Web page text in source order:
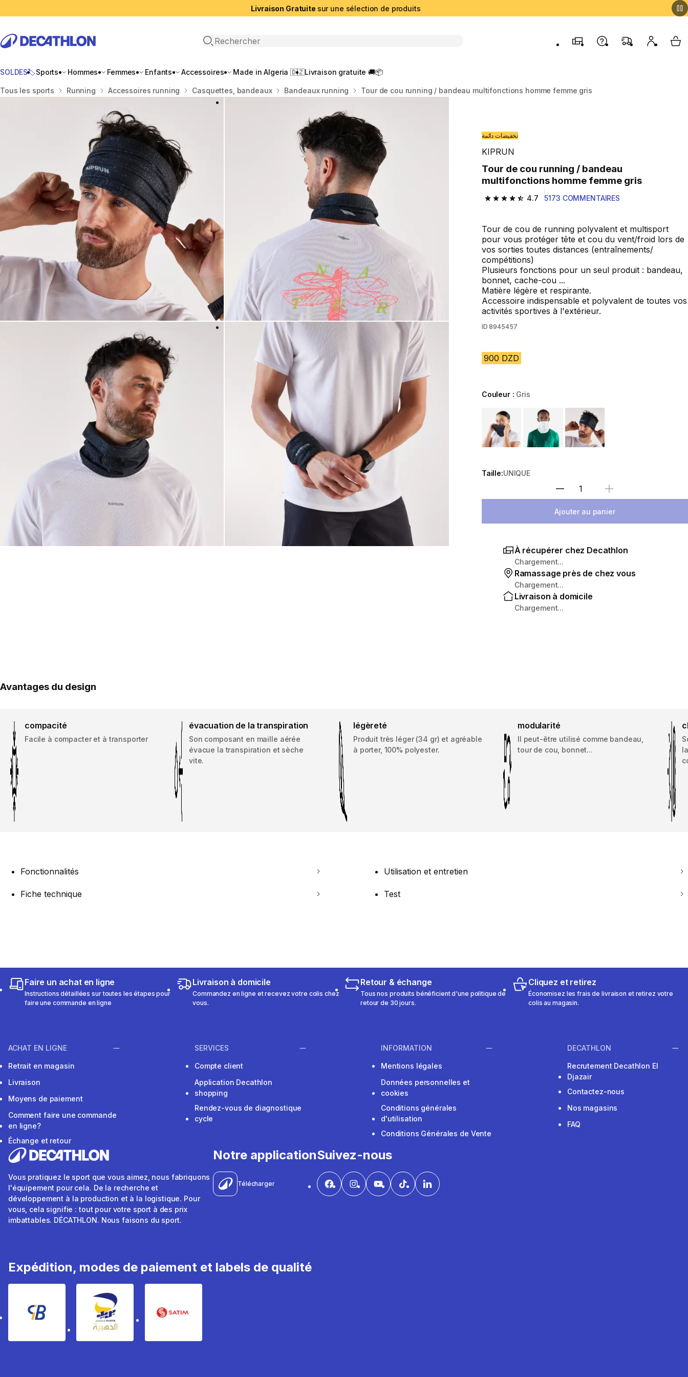
Livraison Gratuite sur une sélection de produits
Recherche ouverte
MagasinsContactez-nous
FAQ Mon My
SOLDES🏷️Sports Hommes Femmes Enfants Accessoires Made in Algeria 🇩🇿Livraison gratuite 🚚📦
Accueil
Tous les sports Running Accessoires running Casquettes, bandeaux Bandeaux running Tour de cou running / bandeau multifonctions homme femme gris
تخفيضات دائمة
KIPRUN
Tour de cou running / bandeau
multifonctions homme femme gris
4.7
4.7 out of 5 stars from 5173 reviews
5173 COMMENTAIRES
Tour de cou de running polyvalent et multisport
pour vous protéger tête et cou du vent/froid lors de
vos sorties toutes distances (entraînements/
compétitions)
Plusieurs fonctions pour un seul produit : bandeau,
bonnet, cache-cou ...
Matière légère et respirante.
Accessoire indispensable et polyvalent de toutes vos
activités sportives à l'extérieur.
ID 8945457
900 DZD
Couleur : Gris
Choose a variant
Taille:UNIQUE
Sélectionnez la quantité
Ajouter au panier
À récupérer chez Decathlon
Chargement...
Ramassage près de chez vous
Chargement...
Livraison à domicile
Chargement...
Avantages du design
compacité
Facile à compacter et à transporter
évacuation de la transpiration
Son composant en maille aérée
évacue la transpiration et sèche
vite.
légèreté
Produit très léger (34 gr) et agréable
à porter, 100% polyester.
modularité
Il peut-être utilisé comme bandeau,
tour de cou, bonnet...
Fonctionnalités Utilisation et entretien
Fiche technique Test
Faire un achat en ligne
Instructions détaillées sur toutes les étapes pour
faire une commande en ligne
Livraison à domicile
Commandez en ligne et recevez votre colis chez
vous.
Retour & échange
Tous nos produits bénéficient d'une politique de
retour de 30 jours.
Cliquez et retirez
Économisez les frais de livraison et retirez votre
colis au magasin.
ACHAT EN LIGNE
Retrait en magasin
Livraison
Moyens de paiement
Comment faire une commande
en ligne?
Échange et retour
SERVICES
Compte client
Application Decathlon
shopping
Rendez-vous de diagnostique
cycle
INFORMATION
Mentions légales
Données personnelles et
cookies
Conditions générales
d'utilisation
Conditions Générales de Vente
DECATHLON
Recrutement Decathlon El
Djazair
Contactez-nous
Nos magasins
FAQ
Vous pratiquez le sport que vous aimez, nous fabriquons
l'équipement pour cela. De la recherche et
développement à la production et à la logistique. Pour
vous, cela signifie : tout pour votre sport à des prix
imbattables. DÉCATHLON. Nous faisons du sport.
Notre application
Télécharger
Suivez-nous
Expédition, modes de paiement et labels de qualité